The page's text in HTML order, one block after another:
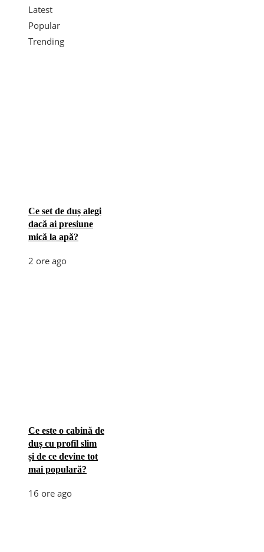
Latest
Popular
Trending
Ce set de duș alegi
dacă ai presiune
mică la apă?
2 ore ago
Ce este o cabină de
duș cu profil slim
și de ce devine tot
mai populară?
16 ore ago